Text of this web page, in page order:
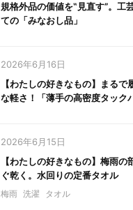
規格外品の価値を‟見直す”。工
ての「みなおし品」
2026年6月16日
【わたしの好きなもの】まるで
な軽さ！「薄手の高密度タック
2026年6月15日
【わたしの好きなもの】梅雨の
ぐ乾く。水回りの定番タオル
梅雨 洗濯 タオル